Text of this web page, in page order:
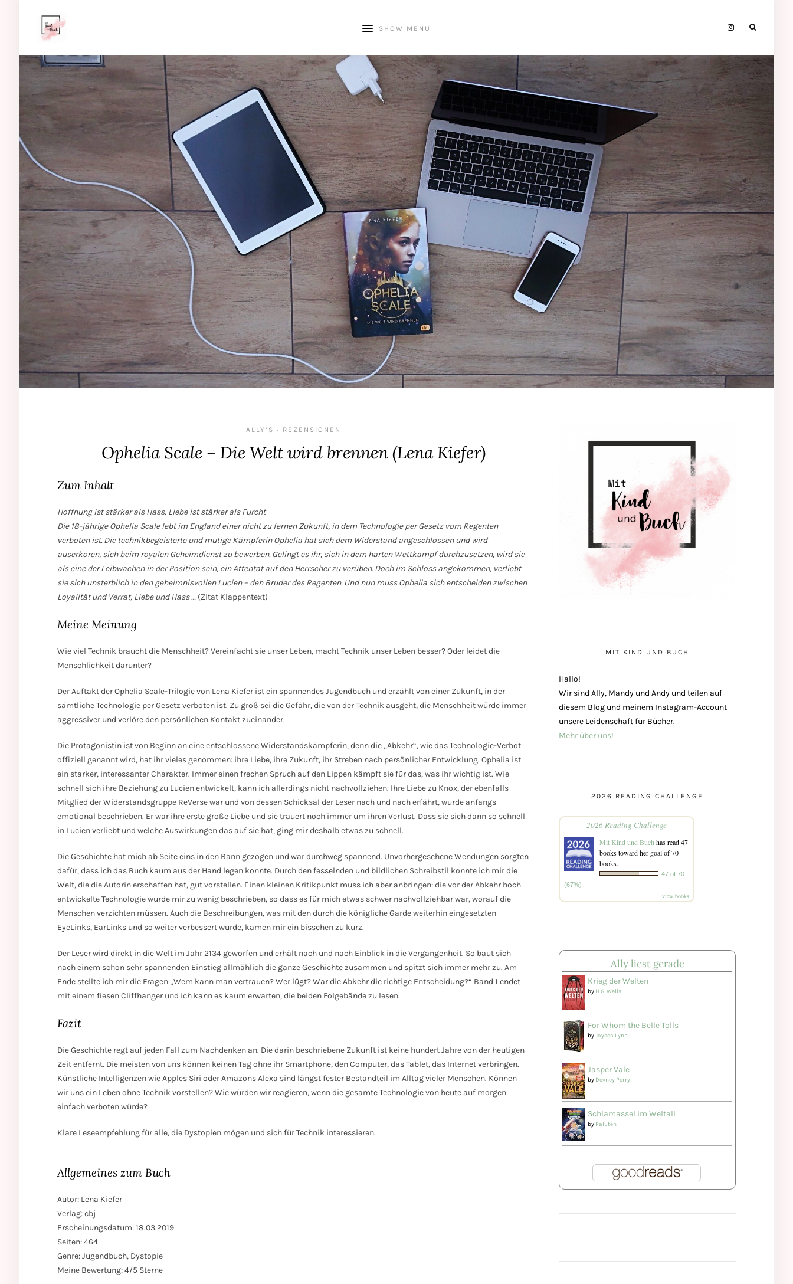
SHOW MENU
ALLY‘S • REZENSIONEN
Ophelia Scale – Die Welt wird brennen (Lena Kiefer)
Zum Inhalt
Hoffnung ist stärker als Hass, Liebe ist stärker als Furcht
Die 18-jährige Ophelia Scale lebt im England einer nicht zu fernen Zukunft, in dem Technologie per Gesetz vom Regenten
verboten ist. Die technikbegeisterte und mutige Kämpferin Ophelia hat sich dem Widerstand angeschlossen und wird
auserkoren, sich beim royalen Geheimdienst zu bewerben. Gelingt es ihr, sich in dem harten Wettkampf durchzusetzen, wird sie
als eine der Leibwachen in der Position sein, ein Attentat auf den Herrscher zu verüben. Doch im Schloss angekommen, verliebt
sie sich unsterblich in den geheimnisvollen Lucien – den Bruder des Regenten. Und nun muss Ophelia sich entscheiden zwischen
Loyalität und Verrat, Liebe und Hass … (Zitat Klappentext)
Meine Meinung
Wie viel Technik braucht die Menschheit? Vereinfacht sie unser Leben, macht Technik unser Leben besser? Oder leidet die
Menschlichkeit darunter?
Der Auftakt der Ophelia Scale-Trilogie von Lena Kiefer ist ein spannendes Jugendbuch und erzählt von einer Zukunft, in der
sämtliche Technologie per Gesetz verboten ist. Zu groß sei die Gefahr, die von der Technik ausgeht, die Menschheit würde immer
aggressiver und verlöre den persönlichen Kontakt zueinander.
Die Protagonistin ist von Beginn an eine entschlossene Widerstandskämpferin, denn die „Abkehr“, wie das Technologie-Verbot
offiziell genannt wird, hat ihr vieles genommen: ihre Liebe, ihre Zukunft, ihr Streben nach persönlicher Entwicklung. Ophelia ist
ein starker, interessanter Charakter. Immer einen frechen Spruch auf den Lippen kämpft sie für das, was ihr wichtig ist. Wie
schnell sich ihre Beziehung zu Lucien entwickelt, kann ich allerdings nicht nachvollziehen. Ihre Liebe zu Knox, der ebenfalls
Mitglied der Widerstandsgruppe ReVerse war und von dessen Schicksal der Leser nach und nach erfährt, wurde anfangs
emotional beschrieben. Er war ihre erste große Liebe und sie trauert noch immer um ihren Verlust. Dass sie sich dann so schnell
in Lucien verliebt und welche Auswirkungen das auf sie hat, ging mir deshalb etwas zu schnell.
Die Geschichte hat mich ab Seite eins in den Bann gezogen und war durchweg spannend. Unvorhergesehene Wendungen sorgten
dafür, dass ich das Buch kaum aus der Hand legen konnte. Durch den fesselnden und bildlichen Schreibstil konnte ich mir die
Welt, die die Autorin erschaffen hat, gut vorstellen. Einen kleinen Kritikpunkt muss ich aber anbringen: die vor der Abkehr hoch
entwickelte Technologie wurde mir zu wenig beschrieben, so dass es für mich etwas schwer nachvollziehbar war, worauf die
Menschen verzichten müssen. Auch die Beschreibungen, was mit den durch die königliche Garde weiterhin eingesetzten
EyeLinks, EarLinks und so weiter verbessert wurde, kamen mir ein bisschen zu kurz.
Der Leser wird direkt in die Welt im Jahr 2134 geworfen und erhält nach und nach Einblick in die Vergangenheit. So baut sich
nach einem schon sehr spannenden Einstieg allmählich die ganze Geschichte zusammen und spitzt sich immer mehr zu. Am
Ende stellte ich mir die Fragen „Wem kann man vertrauen? Wer lügt? War die Abkehr die richtige Entscheidung?“ Band 1 endet
mit einem fiesen Cliffhanger und ich kann es kaum erwarten, die beiden Folgebände zu lesen.
Fazit
Die Geschichte regt auf jeden Fall zum Nachdenken an. Die darin beschriebene Zukunft ist keine hundert Jahre von der heutigen
Zeit entfernt. Die meisten von uns können keinen Tag ohne ihr Smartphone, den Computer, das Tablet, das Internet verbringen.
Künstliche Intelligenzen wie Apples Siri oder Amazons Alexa sind längst fester Bestandteil im Alltag vieler Menschen. Können
wir uns ein Leben ohne Technik vorstellen? Wie würden wir reagieren, wenn die gesamte Technologie von heute auf morgen
einfach verboten würde?
Klare Leseempfehlung für alle, die Dystopien mögen und sich für Technik interessieren.
Allgemeines zum Buch
Autor: Lena Kiefer
Verlag: cbj
Erscheinungsdatum: 18.03.2019
Seiten: 464
Genre: Jugendbuch, Dystopie
Meine Bewertung: 4/5 Sterne
MIT KIND UND BUCH
Hallo!
Wir sind Ally, Mandy und Andy und teilen auf
diesem Blog und meinem Instagram-Account
unsere Leidenschaft für Bücher.
Mehr über uns!
2026 READING CHALLENGE
2026 Reading Challenge
Mit Kind und Buchhas read 47
books toward her goal of 70
books.
47 of 70
(67%)
view books
Ally liest gerade
Krieg der Welten
by H.G. Wells
For Whom the Belle Tolls
byJaysea Lynn
Jasper Vale
by Devney Perry
Schlamassel im Weltall
by Paluten